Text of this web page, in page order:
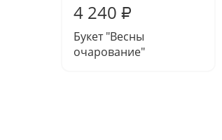
4 240 ₽
Букет "Весны
очарование"